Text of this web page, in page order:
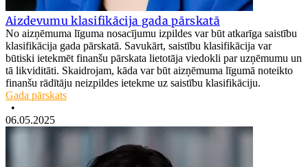
Aizdevumu klasifikācija gada pārskatā
No aizņēmuma līguma nosacījumu izpildes var būt atkarīga saistību
klasifikācija gada pārskatā. Savukārt, saistību klasifikācija var
būtiski ietekmēt finanšu pārskata lietotāja viedokli par uzņēmumu un
tā likviditāti. Skaidrojam, kāda var būt aizņēmuma līgumā noteikto
finanšu rādītāju neizpildes ietekme uz saistību klasifikāciju.
Gada pārskats
•
06.05.2025